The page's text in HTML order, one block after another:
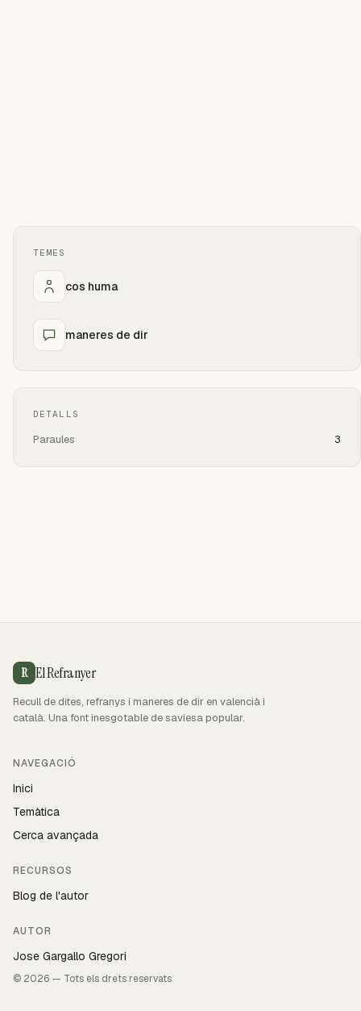
TEMES
cos huma
maneres de dir
DETALLS
Paraules 3
R El Refranyer
Recull de dites, refranys i maneres de dir en valencià i
català. Una font inesgotable de saviesa popular.
NAVEGACIÓ
Inici
Temàtica
Cerca avançada
RECURSOS
Blog de l'autor
AUTOR
Jose Gargallo Gregori
© 2026 — Tots els drets reservats